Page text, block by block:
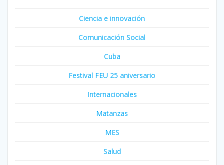
Ciencia e innovación
Comunicación Social
Cuba
Festival FEU 25 aniversario
Internacionales
Matanzas
MES
Salud